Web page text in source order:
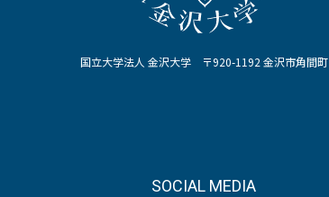
国立大学法人 金沢大学 〒920-1192 金沢市角間町
SOCIAL MEDIA